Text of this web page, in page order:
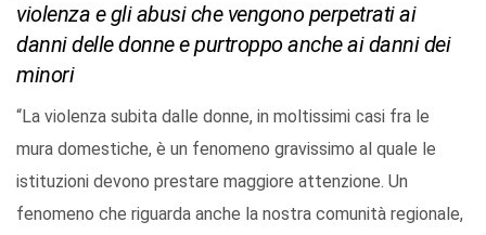
violenza e gli abusi che vengono perpetrati ai
danni delle donne e purtroppo anche ai danni dei
minori
“La violenza subita dalle donne, in moltissimi casi fra le
mura domestiche, è un fenomeno gravissimo al quale le
istituzioni devono prestare maggiore attenzione. Un
fenomeno che riguarda anche la nostra comunità regionale,